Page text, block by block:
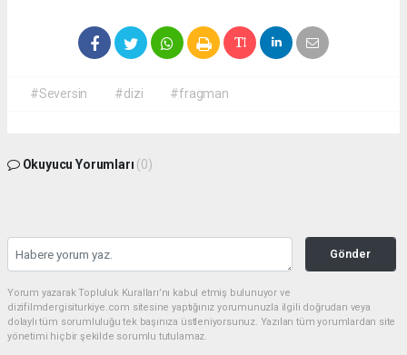
#Seversin #dizi #fragman
Okuyucu Yorumları (0)
Gönder
Yorum yazarak Topluluk Kuralları’nı kabul etmiş bulunuyor ve
dizifilmdergisiturkiye.com sitesine yaptığınız yorumunuzla ilgili doğrudan veya
dolaylı tüm sorumluluğu tek başınıza üstleniyorsunuz. Yazılan tüm yorumlardan site
yönetimi hiçbir şekilde sorumlu tutulamaz.